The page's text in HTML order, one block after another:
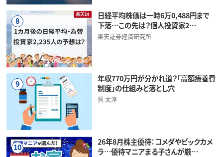
8
日経平均株価は一時6万0,488円まで
下落…この先は？個人投資家2…
楽天証券経済研究所
9
年収770万円が分かれ道？「高額療養費
制度」の仕組みと落とし穴
呉 太淳
10
26年8月株主優待：コメダやビックカメ
ラ…優待マニアまる子さんが厳…